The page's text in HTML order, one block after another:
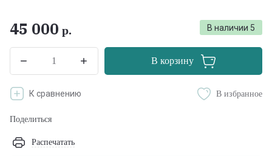
В наличии 5
45 000 р.
В корзину
К сравнению В избранное
Поделиться
Распечатать